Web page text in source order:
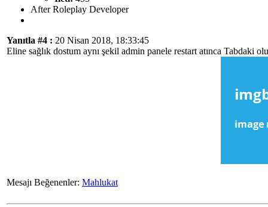
After Roleplay Developer
Yanıtla #4 : 20 Nisan 2018, 18:33:45
Eline sağlık dostum aynı şekil admin panele restart atınca Tabdaki
Mesajı Beğenenler: Mahlukat